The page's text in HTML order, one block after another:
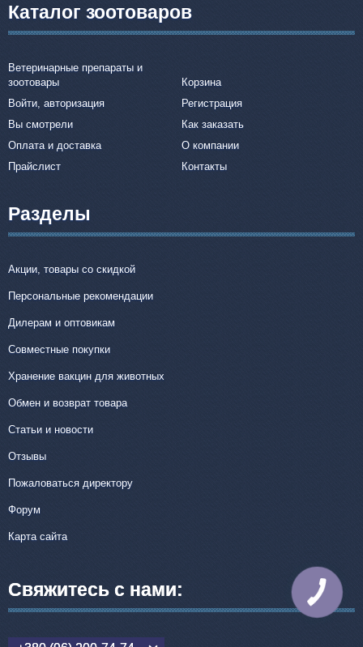
Каталог зоотоваров
Ветеринарные препараты и
зоотовары
Корзина
Войти, авторизация
Регистрация
Вы смотрели
Как заказать
Оплата и доставка
О компании
Прайслист
Контакты
Разделы
Акции, товары со скидкой
Персональные рекомендации
Дилерам и оптовикам
Совместные покупки
Хранение вакцин для животных
Обмен и возврат товара
Статьи и новости
Отзывы
Пожаловаться директору
Форум
Карта сайта
Свяжитесь с нами:
КНОПКА
СВЯЗИ